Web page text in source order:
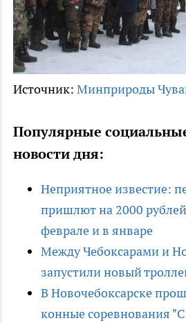
Источник: Минприроды
Популярные
новости дня:
Неприятное известие:
пришлют на 2000
феврале и в январе
Между Чебоксарами и
запустили новый
В Новочебоксарске
конные соревнования